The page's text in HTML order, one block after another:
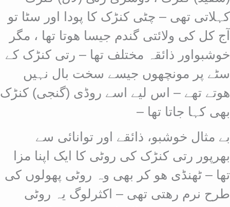
کہلاتی تھی – چٹی کنڑک کا پودا اور سٹا تو
آج کل کی ولائتی گندم جیسا ھوتا تھا ، مگر
خوشبواور ذائقہ مختلف تھا – رتی کنڑک کے
سٹے پر مونچھوں جیسے سخت بال نہیں
ھوتے تھے – اس لیے اسے روڈی (گنجی) کنڑک
بھی کہا جاتا تھا –
بے مثال خوشبو، ذائقے اور توانائی سے
بھرپور رتی کنڑک کی روٹی کا ایک اپنا مزا
تھا – ٹھنڈی ھو کر بھی وہ روٹی پھولوں کی
طرح نرم رھتی تھی – اکثرلوگ یہ روٹی